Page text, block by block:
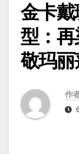
金卡
型：
敬玛
作